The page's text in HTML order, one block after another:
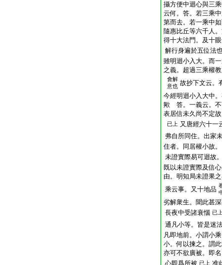
攝方便中迴心與三
云何。答。若三乘
第而去。若一乘中
隨惠比丘等六千人
得十大法門。及十
解行身遍於五位法
雖明迴小入大。而
之義。超過三乘權
會解
意也 故抄下文云。
今經明迴小入大中
歟 答。一義云。不
表居信未久尚不定
已上 又唐經六十一
弗自所同住。出家
住者。同居權小故
未證實際易可迴故
既以未證實際及信
由。明知局未證果
乘云事。又十地品
劣解衆生。聞此甚
長夜中受諸衰惱 已
通凡小等。皆是迷
凡即地前。小謂小
小。何以揀之。謂
亦可不欲廣被。即
心即爲所被 已上 准